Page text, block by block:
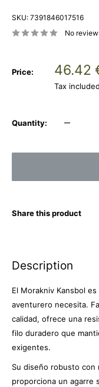
SKU: 7391846017516
No
Price:
Sale
price
46.42
Tax included
Quantity:
Share this product
Description
El Morakniv Kansbol
aventurero necesita.
calidad, ofrece una
filo duradero que
exigentes.
Su diseño robusto con
proporciona un agarre